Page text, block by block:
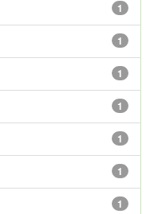
1
1
1
1
1
1
1